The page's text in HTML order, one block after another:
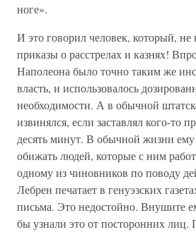
ноге».
И это говорил человек, который, не
приказы о расстрелах и казнях!
Наполеона было точно таким же
власть, и использовалось
необходимости. А в обычной
извинялся, если заставлял кого-то
десять минут. В обычной жизни
обижать людей, которые с ним
одному из чиновников по поводу
Лебрен печатает в генуэзских
письма. Это недостойно. Внушите
бы узнали это от посторонних лиц.